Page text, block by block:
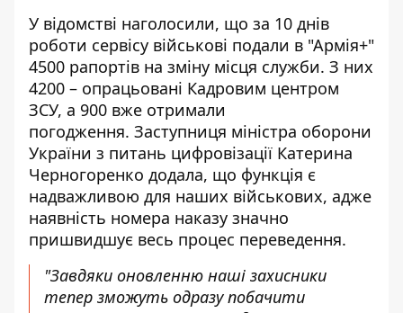
У відомстві наголосили, що за 10 днів
роботи сервісу військові подали в "Армія+"
4500 рапортів на зміну місця служби. З них
4200 – опрацьовані Кадровим центром
ЗСУ, а 900 вже отримали
погодження. Заступниця міністра оборони
України з питань цифровізації Катерина
Черногоренко додала, що функція є
надважливою для наших військових, адже
наявність номера наказу значно
пришвидшує весь процес переведення.
"Завдяки оновленню наші захисники
тепер зможуть одразу побачити